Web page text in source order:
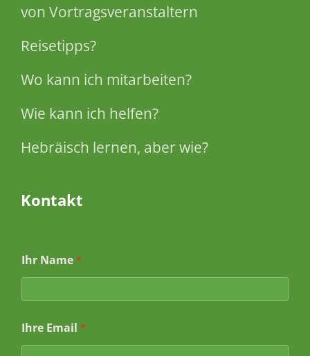
von Vortragsveranstaltern
Reisetipps?
Wo kann ich mitarbeiten?
Wie kann ich helfen?
Hebräisch lernen, aber wie?
Kontakt
Ihr Name *
a
m
Ihre Email *